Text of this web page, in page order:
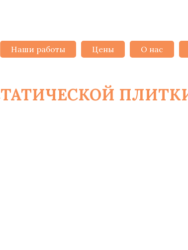
Наши работы Цены О нас